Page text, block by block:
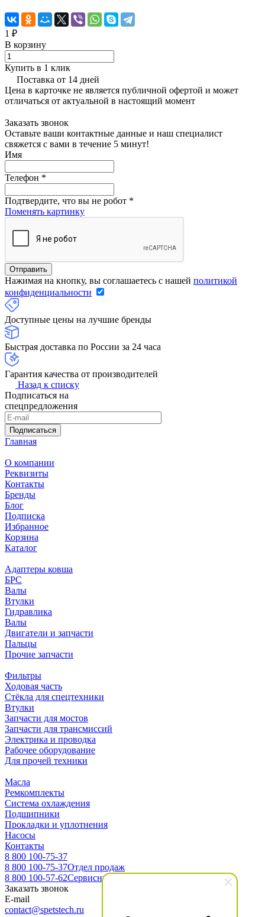
1 ₽
В корзину
Купить в 1 клик
Поставка от 14 дней
Цена в карточке не является публичной офертой и может
отличаться от актуальной в настоящий момент
Заказать звонок
Оставьте ваши контактные данные и наш специалист
свяжется с вами в течение 5 минут!
Имя
Телефон *
Подтвердите, что вы не робот *
Поменять картинку
Нажимая на кнопку, вы соглашаетесь с нашей политикой
конфиденциальности
Доступные цены на лучшие бренды
Быстрая доставка по России за 24 часа
Гарантия качества от производителей
Назад к списку
Подписаться на
спецпредложения
Подписаться
Главная
О компании
Реквизиты
Контакты
Бренды
Блог
Подписка
Избранное
Корзина
Каталог
Адаптеры ковша
БРС
Валы
Втулки
Гидравлика
Валы
Двигатели и запчасти
Пальцы
Прочие запчасти
Фильтры
Ходовая часть
Стёкла для спецтехники
Втулки
Запчасти для мостов
Запчасти для трансмиссий
Электрика и проводка
Рабочее оборудование
Для прочей техники
Масла
Ремкомплекты
Система охлаждения
Подшипники
Прокладки и уплотнения
Насосы
Контакты
8 800 100-75-37
8 800 100-75-37Отдел продаж
8 800 100-57-62Сервисный центр
Заказать звонок
E-mail
contact@spetstech.ru